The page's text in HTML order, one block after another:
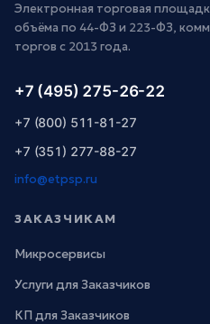
Электронная торговая
объёма по 44-ФЗ и 223-ФЗ,
торгов с 2013 года.
+7 (495) 275-26-22
+7 (800) 511-81-27
+7 (351) 277-88-27
info@etpsp.ru
ЗАКАЗЧИКАМ
Микросервисы
Услуги для Заказчиков
КП для Заказчиков